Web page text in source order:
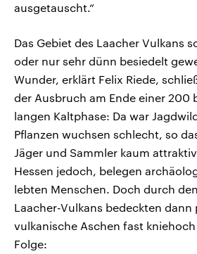
ausgetauscht.“
Das Gebiet des Laacher Vulkans
oder nur sehr dünn besiedelt
Wunder, erklärt Felix Riede,
der Ausbruch am Ende einer 200
langen Kaltphase: Da war
Pflanzen wuchsen schlecht, so
Jäger und Sammler kaum
Hessen jedoch, belegen
lebten Menschen. Doch durch
Laacher-Vulkans bedeckten dann
vulkanische Aschen fast
Folge: